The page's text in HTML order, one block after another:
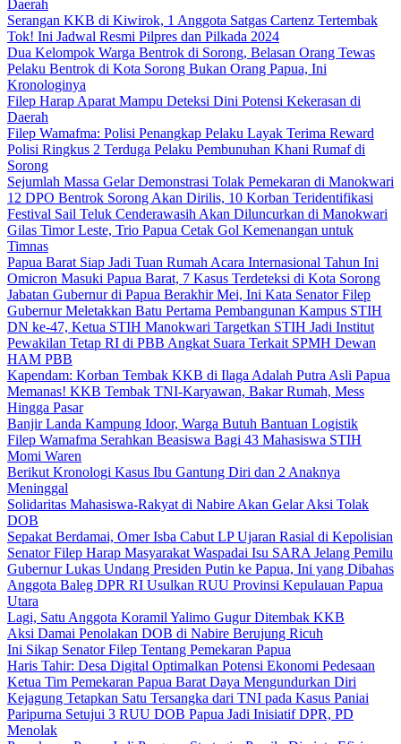
Daerah
Serangan KKB di Kiwirok, 1 Anggota Satgas Cartenz Tertembak
Tok! Ini Jadwal Resmi Pilpres dan Pilkada 2024
Dua Kelompok Warga Bentrok di Sorong, Belasan Orang Tewas
Pelaku Bentrok di Kota Sorong Bukan Orang Papua, Ini
Kronologinya
Filep Harap Aparat Mampu Deteksi Dini Potensi Kekerasan di
Daerah
Filep Wamafma: Polisi Penangkap Pelaku Layak Terima Reward
Polisi Ringkus 2 Terduga Pelaku Pembunuhan Khani Rumaf di
Sorong
Sejumlah Massa Gelar Demonstrasi Tolak Pemekaran di Manokwari
12 DPO Bentrok Sorong Akan Dirilis, 10 Korban Teridentifikasi
Festival Sail Teluk Cenderawasih Akan Diluncurkan di Manokwari
Gilas Timor Leste, Trio Papua Cetak Gol Kemenangan untuk
Timnas
Papua Barat Siap Jadi Tuan Rumah Acara Internasional Tahun Ini
Omicron Masuki Papua Barat, 7 Kasus Terdeteksi di Kota Sorong
Jabatan Gubernur di Papua Berakhir Mei, Ini Kata Senator Filep
Gubernur Meletakkan Batu Pertama Pembangunan Kampus STIH
DN ke-47, Ketua STIH Manokwari Targetkan STIH Jadi Institut
Pewakilan Tetap RI di PBB Angkat Suara Terkait SPMH Dewan
HAM PBB
Kapendam: Korban Tembak KKB di Ilaga Adalah Putra Asli Papua
Memanas! KKB Tembak TNI-Karyawan, Bakar Rumah, Mess
Hingga Pasar
Banjir Landa Kampung Idoor, Warga Butuh Bantuan Logistik
Filep Wamafma Serahkan Beasiswa Bagi 43 Mahasiswa STIH
Momi Waren
Berikut Kronologi Kasus Ibu Gantung Diri dan 2 Anaknya
Meninggal
Solidaritas Mahasiswa-Rakyat di Nabire Akan Gelar Aksi Tolak
DOB
Sepakat Berdamai, Omer Isba Cabut LP Ujaran Rasial di Kepolisian
Senator Filep Harap Masyarakat Waspadai Isu SARA Jelang Pemilu
Gubernur Lukas Undang Presiden Putin ke Papua, Ini yang Dibahas
Anggota Baleg DPR RI Usulkan RUU Provinsi Kepulauan Papua
Utara
Lagi, Satu Anggota Koramil Yalimo Gugur Ditembak KKB
Aksi Damai Penolakan DOB di Nabire Berujung Ricuh
Ini Sikap Senator Filep Tentang Pemekaran Papua
Haris Tahir: Desa Digital Optimalkan Potensi Ekonomi Pedesaan
Ketua Tim Pemekaran Papua Barat Daya Mengundurkan Diri
Kejagung Tetapkan Satu Tersangka dari TNI pada Kasus Paniai
Paripurna Setujui 3 RUU DOB Papua Jadi Inisiatif DPR, PD
Menolak